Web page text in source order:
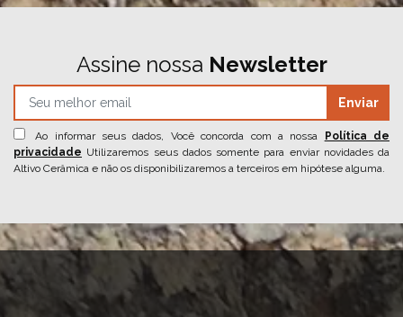
Assine nossa Newsletter
Enviar
Ao informar seus dados, Você concorda com a nossa
Política de
privacidade Utilizaremos seus dados somente para enviar novidades da
Altivo Cerâmica e não os disponibilizaremos a terceiros em hipótese alguma.